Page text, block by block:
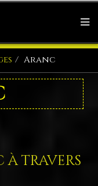
Aranc
à travers